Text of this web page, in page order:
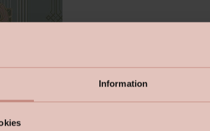
Information